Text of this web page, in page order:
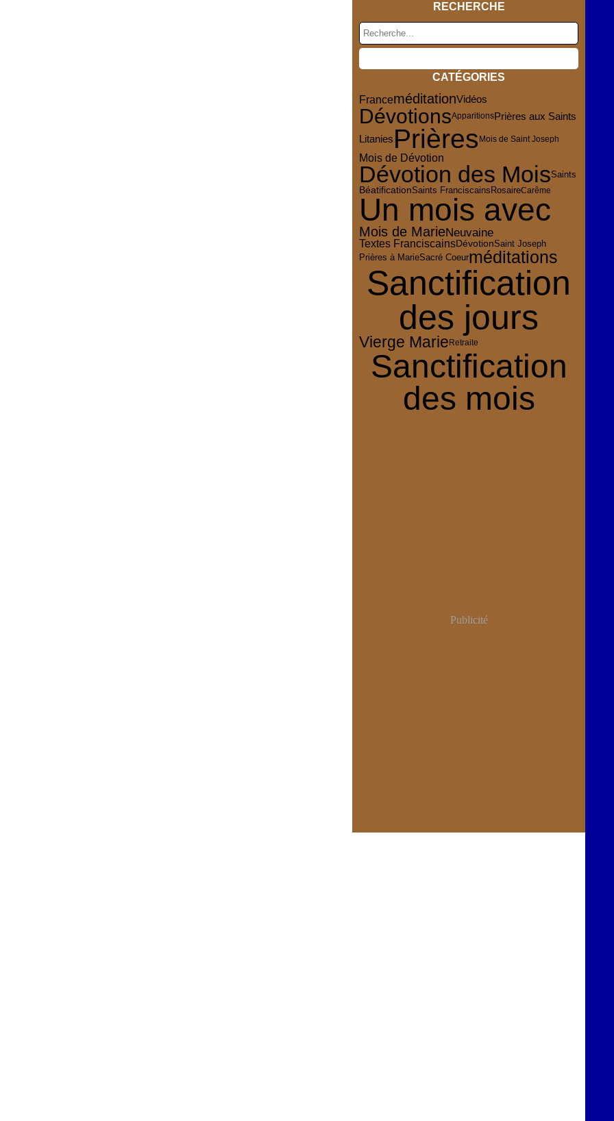
RECHERCHE
CATÉGORIES
FranceméditationVidéos
DévotionsApparitionsPrières aux Saints
Litanies Prières Mois de Saint Joseph
Mois de Dévotion
Dévotion des MoisSaints
BéatificationSaints FranciscainsRosaireCarême
Un mois avec
Mois de MarieNeuvaine
Textes FranciscainsDévotionSaint Joseph
Prières à MarieSacré Coeurméditations
Sanctification
des jours
Vierge MarieRetraite
Sanctification
des mois
Publicité